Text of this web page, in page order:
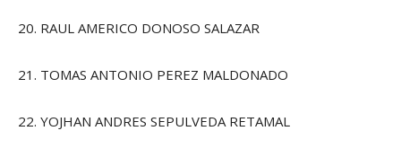
20. RAUL AMERICO DONOSO SALAZAR
21. TOMAS ANTONIO PEREZ MALDONADO
22. YOJHAN ANDRES SEPULVEDA RETAMAL